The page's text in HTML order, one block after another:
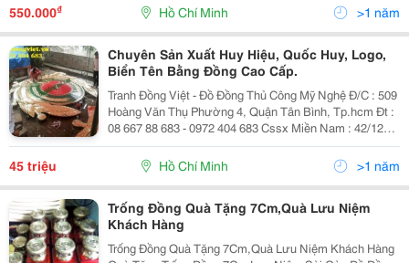
Nhân Có Tay Nghề Cao ,Nên Làm Ra Những Sản Phẩm
Thủ Côn
550.000₫ Hồ Chí Minh >1 năm
Chuyên Sản Xuất Huy Hiệu, Quốc Huy, Logo,
Biển Tên Bằng Đồng Cao Cấp.
Tranh Đồng Việt - Đồ Đồng Thủ Công Mỹ Nghệ Đ/C : 509
Hoàng Văn Thụ Phường 4, Quận Tân Bình, Tp.hcm Đt :
08 667 88 683 - 0972 404 683 Cssx Miền Nam : 42/12
Đường Số 9 , P.bhh , Q. Bình Tân, Tp.hcm Cssx Miền
Bắc : Cụm Kcn Làng Nghề Đại Bái - Gia Bình -
45 triệu Hồ Chí Minh >1 năm
Trống Đồng Quà Tặng 7Cm,Quà Lưu Niệm
Khách Hàng
Trống Đồng Quà Tặng 7Cm,Quà Lưu Niệm Khách Hàng